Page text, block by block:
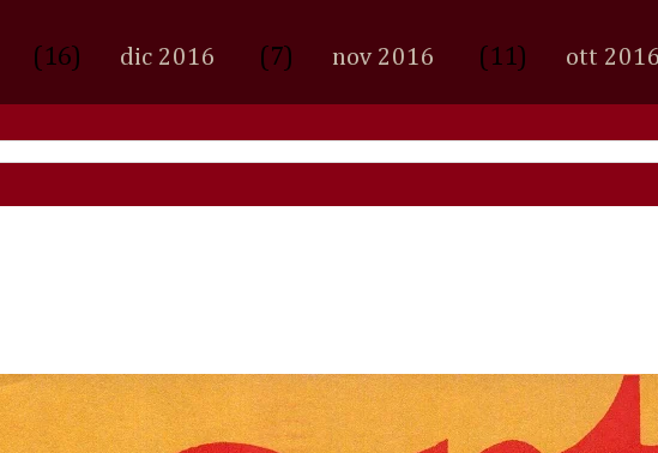
(16) dic 2016 (7) nov 2016 (11) ott 2016